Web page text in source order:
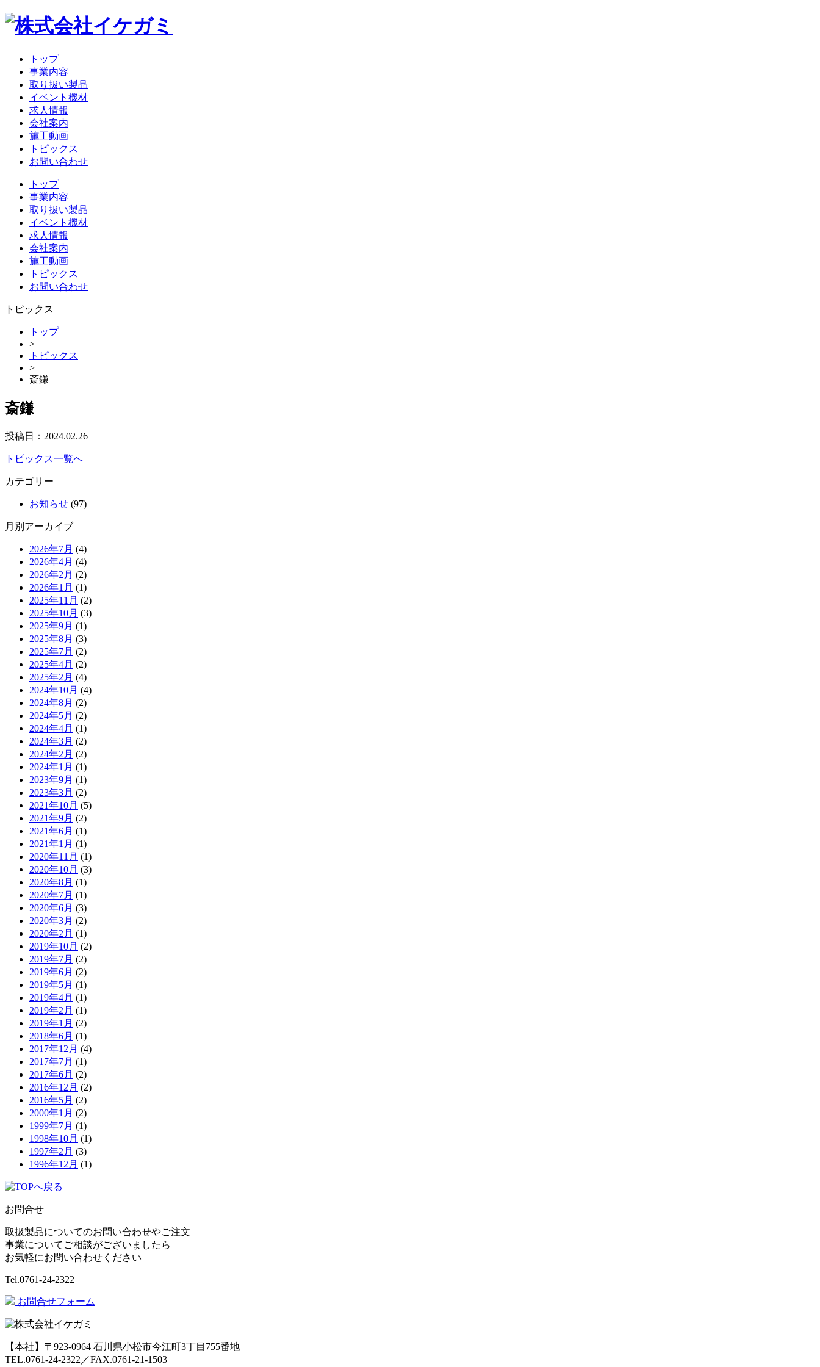
トップ
事業内容
取り扱い製品
イベント機材
求人情報
会社案内
施工動画
トピックス
お問い合わせ
トップ
事業内容
取り扱い製品
イベント機材
求人情報
会社案内
施工動画
トピックス
お問い合わせ
トピックス
トップ
>
トピックス
>
斎鎌
斎鎌
投稿日： 2024.02.26
トピックス一覧へ
カテゴリー
お知らせ (97)
月別アーカイブ
2026年7月 (4)
2026年4月 (4)
2026年2月 (2)
2026年1月 (1)
2025年11月 (2)
2025年10月 (3)
2025年9月 (1)
2025年8月 (3)
2025年7月 (2)
2025年4月 (2)
2025年2月 (4)
2024年10月 (4)
2024年8月 (2)
2024年5月 (2)
2024年4月 (1)
2024年3月 (2)
2024年2月 (2)
2024年1月 (1)
2023年9月 (1)
2023年3月 (2)
2021年10月 (5)
2021年9月 (2)
2021年6月 (1)
2021年1月 (1)
2020年11月 (1)
2020年10月 (3)
2020年8月 (1)
2020年7月 (1)
2020年6月 (3)
2020年3月 (2)
2020年2月 (1)
2019年10月 (2)
2019年7月 (2)
2019年6月 (2)
2019年5月 (1)
2019年4月 (1)
2019年2月 (1)
2019年1月 (2)
2018年6月 (1)
2017年12月 (4)
2017年7月 (1)
2017年6月 (2)
2016年12月 (2)
2016年5月 (2)
2000年1月 (2)
1999年7月 (1)
1998年10月 (1)
1997年2月 (3)
1996年12月 (1)
お問合せ
取扱製品についてのお問い合わせやご注文
事業についてご相談がございましたら
お気軽にお問い合わせください
Tel.0761-24-2322
お問合せフォーム
【本社】〒923-0964 石川県小松市今江町3丁目755番地
TEL.0761-24-2322／FAX.0761-21-1503